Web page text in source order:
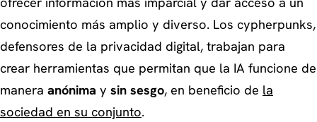
conocimiento más amplio y diverso. Los cypherpunks,
defensores de la privacidad digital, trabajan para
crear herramientas que permitan que la IA funcione de
manera anónima y sin sesgo, en beneficio de la
sociedad en su conjunto.